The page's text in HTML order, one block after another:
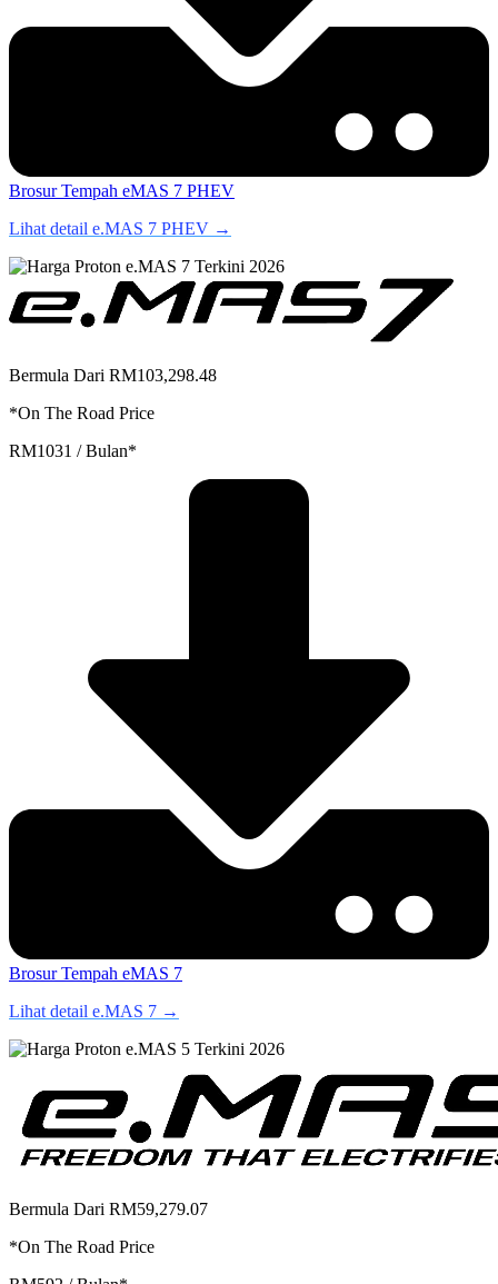
BrosurTempah eMAS 7 PHEV
Lihat detail e.MAS 7 PHEV →
Bermula Dari RM103,298.48
*On The Road Price
RM1031 / Bulan*
BrosurTempah eMAS 7
Lihat detail e.MAS 7 →
Bermula Dari RM59,279.07
*On The Road Price